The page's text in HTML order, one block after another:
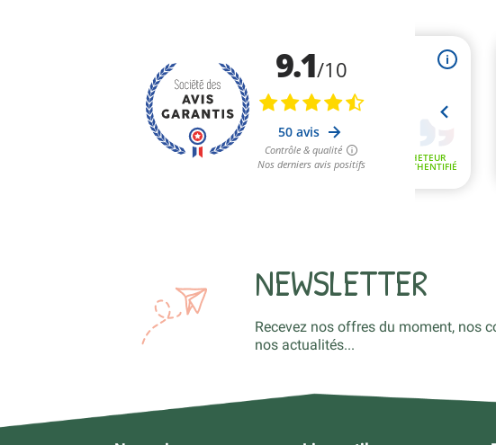
NEWSLETTER
Recevez nos offres du moment, nos
nos actualités...